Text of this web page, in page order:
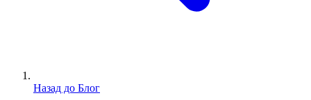
Назад до Блог